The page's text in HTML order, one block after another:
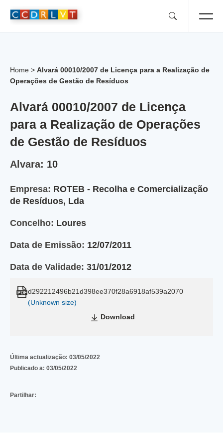
Home > Alvará 00010/2007 de Licença para a Realização de
Operações de Gestão de Resíduos
Alvará 00010/2007 de Licença
para a Realização de Operações
de Gestão de Resíduos
Alvara: 10
Empresa: ROTEB - Recolha e Comercialização
de Resíduos, Lda
Concelho: Loures
Data de Emissão: 12/07/2011
Data de Validade: 31/01/2012
d292212496b21d398ee370f28a6918af539a2070
(Unknown size)
Download
Última actualização: 03/05/2022
Publicado a: 03/05/2022
Partilhar: